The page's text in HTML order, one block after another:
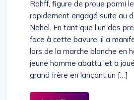
Rohff, figure de proue parmi
rapidement engagé suite au
Nahel. En tant que l’un des
face à cette bavure, il a
lors de la marche blanche en
jeune homme abattu, et a
grand frère en lançant un […]